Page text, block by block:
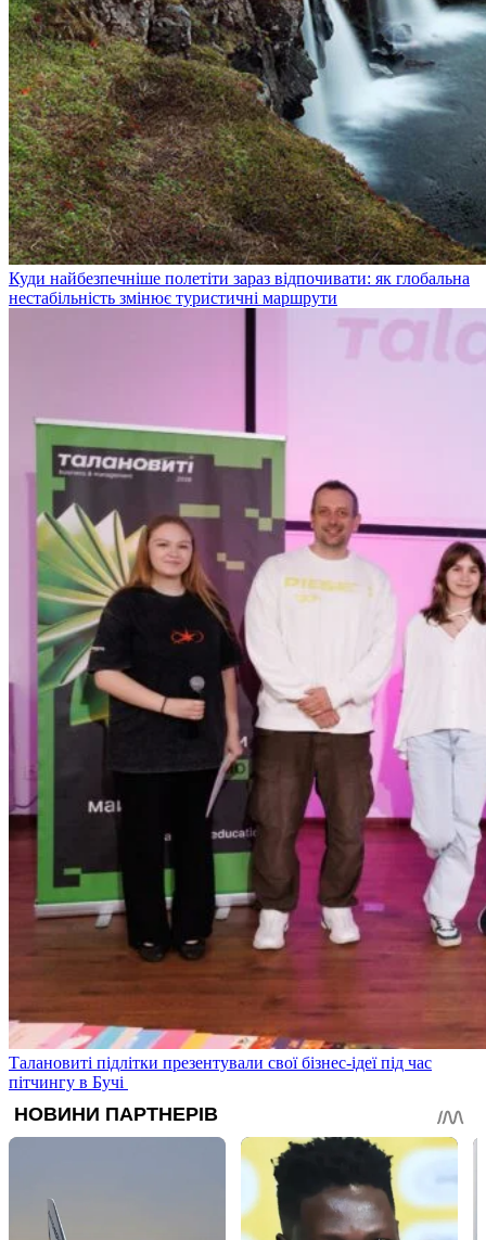
Куди найбезпечніше полетіти зараз відпочивати: як глобальна
нестабільність змінює туристичні маршрути
Талановиті підлітки презентували свої бізнес-ідеї під час
пітчингу в Бучі